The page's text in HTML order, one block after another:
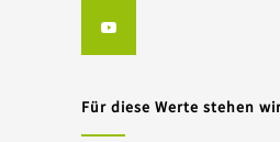
Für diese Werte stehen